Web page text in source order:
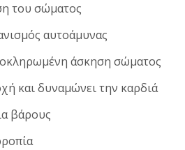
του σώματος
αυτοάμυνας
άσκηση σώματος
και δυναμώνει την καρδιά
βάρους